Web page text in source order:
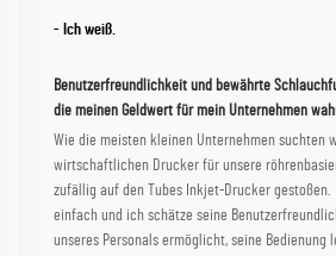
- Ich weiß.
Benutzerfreundlichkeit und bewährte
die meinen Geldwert für mein Unternehmen
Wie die meisten kleinen Unternehmen suchten
wirtschaftlichen Drucker für unsere
zufällig auf den Tubes Inkjet-Drucker gestoßen.
einfach und ich schätze seine
unseres Personals ermöglicht, seine Bedienung